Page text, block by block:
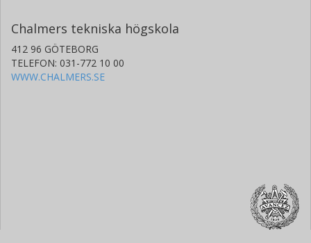
Chalmers tekniska högskola
412 96 GÖTEBORG
TELEFON: 031-772 10 00
WWW.CHALMERS.SE